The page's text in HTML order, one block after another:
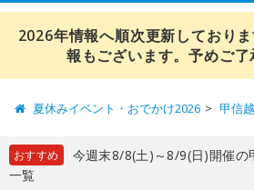
2026年情報へ順次更新しており
報もございます。予めご了
夏休みイベント・おでかけ2026 甲信
おすすめ
今週末8/8(土)～8/9(日)開催の
一覧